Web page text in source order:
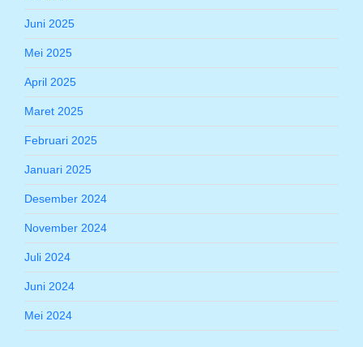
Juni 2025
Mei 2025
April 2025
Maret 2025
Februari 2025
Januari 2025
Desember 2024
November 2024
Juli 2024
Juni 2024
Mei 2024